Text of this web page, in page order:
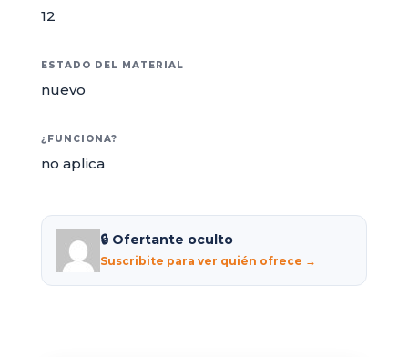
12
ESTADO DEL MATERIAL
nuevo
¿FUNCIONA?
no aplica
🔒 Ofertante oculto
Suscribite para ver quién ofrece →